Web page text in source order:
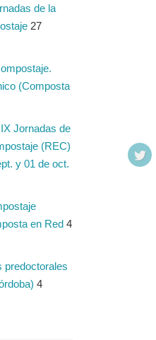
de la
27
(Composta
Jornadas de
(REC)
y 01 de oct.
en Red 4
predoctorales
4